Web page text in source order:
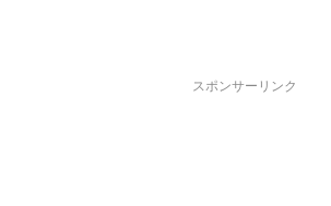
スポンサーリンク